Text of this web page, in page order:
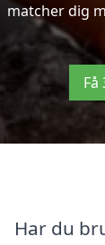
matcher dig
Har du